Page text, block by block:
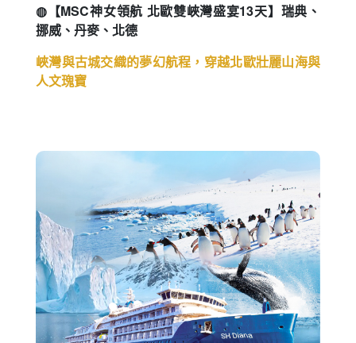
◍【MSC神女領航 北歐雙峽灣盛宴13天】瑞典、
挪威、丹麥、北德
峽灣與古城交織的夢幻航程，穿越北歐壯麗山海與
人文瑰寶